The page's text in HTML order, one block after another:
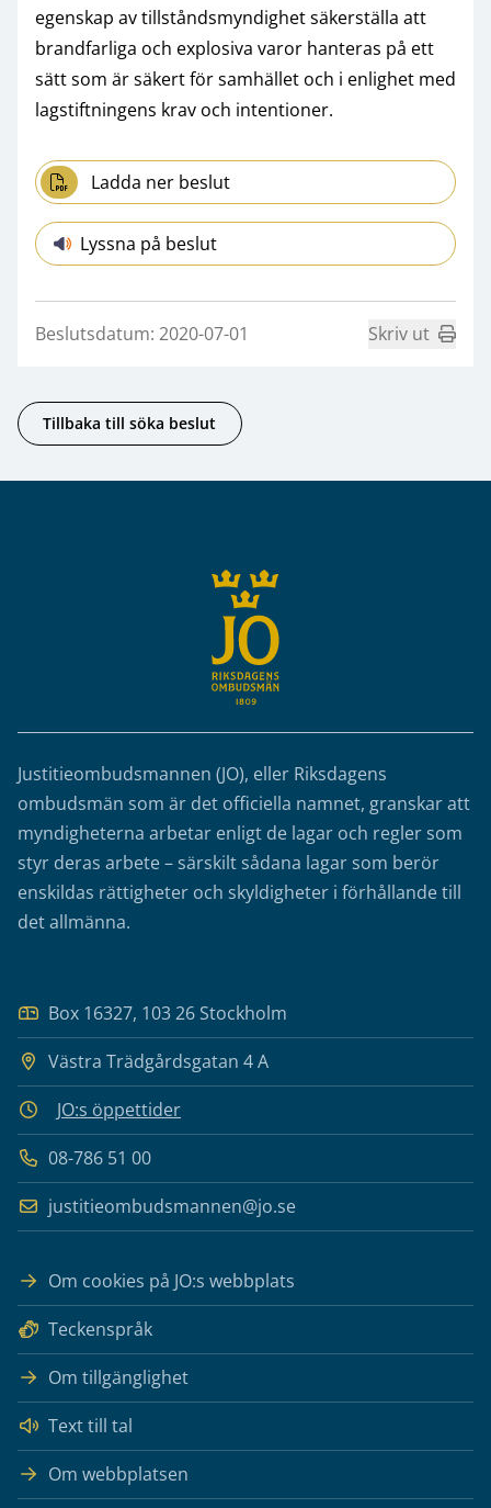
egenskap av tillståndsmyndighet säkerställa att
brandfarliga och explosiva varor hanteras på ett
sätt som är säkert för samhället och i enlighet med
lagstiftningens krav och intentioner.
Ladda ner beslut
Lyssna på beslut
Beslutsdatum: 2020-07-01 Skriv ut
Tillbaka till söka beslut
Justitieombudsmannen (JO), eller Riksdagens
ombudsmän som är det officiella namnet, granskar att
myndigheterna arbetar enligt de lagar och regler som
styr deras arbete – särskilt sådana lagar som berör
enskildas rättigheter och skyldigheter i förhållande till
det allmänna.
Box 16327, 103 26 Stockholm
Västra Trädgårdsgatan 4 A
JO:s öppettider
08-786 51 00
justitieombudsmannen@jo.se
Om cookies på JO:s webbplats
Teckenspråk
Om tillgänglighet
Text till tal
Om webbplatsen